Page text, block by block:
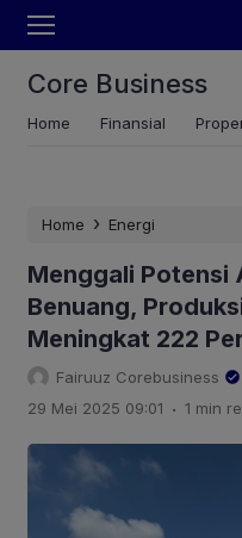
Core Business
Home Finansial
Home › Energi
Menggali Potensi
Benuang,
Meningkat 222
Fairuuz Corebusiness
29 Mei 2025 09:01 . 1 min